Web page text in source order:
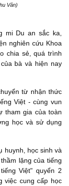
Văn)
mi Du an sắc ka,
nghiên cứu Khoa
chia sẻ, quá trình
bà và hiện nay
từ nhận thức
Việt - cùng vun
tham gia của toàn
học và sử dụng
huynh, học sinh và
lặng của tiếng
Việt" quyển 2
việc cung cấp học